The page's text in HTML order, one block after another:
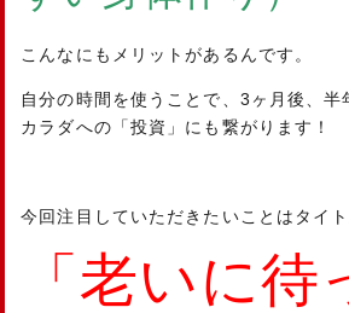
こんなにもメリットがあるんです。
自分の時間を使うことで、3ヶ月後、半
カラダへの「投資」にも繋がります！
今回注目していただきたいことはタイ
「老いに待